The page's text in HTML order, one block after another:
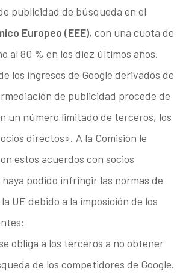
publicidad de búsqueda en el
Europeo (EEE), con una cuota de
al 80 % en los diez últimos años.
los ingresos de Google derivados de
de publicidad procede de
un número limitado de terceros, los
directos». A la Comisión le
estos acuerdos con socios
podido infringir las normas de
UE debido a la imposición de los
obliga a los terceros a no obtener
de los competidores de Google.